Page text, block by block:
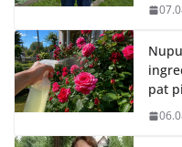
pat